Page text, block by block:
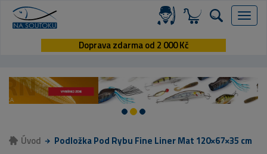
Menu
Doprava zdarma od 2 000 Kč
Úvod Podložka Pod Rybu Fine Liner Mat 120×67×35 cm